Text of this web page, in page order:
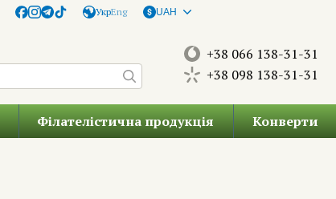
УкрEng UAH
+38 066 138-31-31
+38 098 138-31-31
Філателістична продукція Конверти